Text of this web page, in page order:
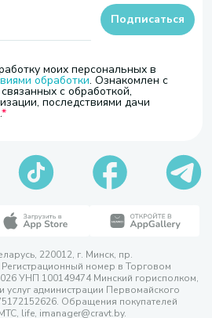
моих персональных в
обработки. Ознакомлен с
с обработкой,
последствиями дачи
Подписаться
220012, г. Минск, пр.
номер в Торговом
УНП 100149474 Минский горисполком,
услуг администрации Первомайского
Обращения покупателей
life, imanager@cravt.by.